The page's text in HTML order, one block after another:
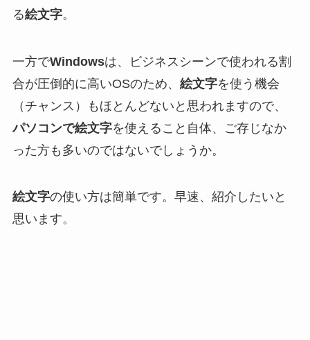
る絵文字。
一方でWindowsは、ビジネスシーンで使われる割
合が圧倒的に高いOSのため、 絵文字を使う機会
（チャンス）もほとんどないと思われますので、
パソコンで絵文字を使えること自体、ご存じなか
った方も多いのではないでしょうか。
絵文字の使い方は簡単です。早速、紹介したいと
思います。